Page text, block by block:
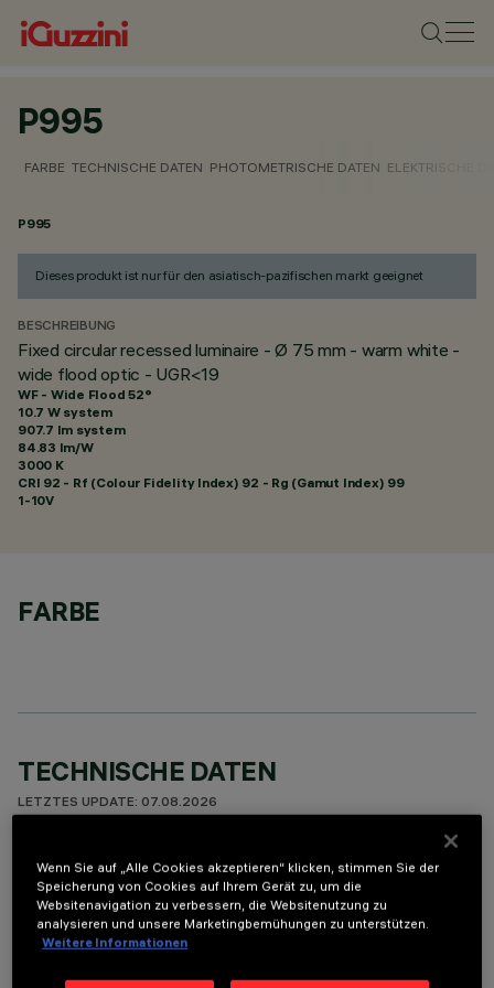
P995
FARBE TECHNISCHE DATEN PHOTOMETRISCHE DATEN ELEKTRISCHE
P995
Dieses produkt ist nur für den asiatisch-pazifischen markt geeignet
BESCHREIBUNG
Fixed circular recessed luminaire - Ø 75 mm - warm white -
wide flood optic - UGR<19
WF - Wide Flood 52°
10.7 W system
907.7 lm system
84.83 lm/W
3000 K
CRI 92 - Rf (Colour Fidelity Index) 92 - Rg (Gamut Index) 99
1-10V
FARBE
TECHNISCHE DATEN
LETZTES UPDATE: 07.08.2026
BESCHREIBUNG
Fixed round luminaire designed to use a LED lamp with C.O.B.
technology. Version with rim for surface-mounting. Reflector
vacuum-metallised with aluminium vapours with an anti-
Wenn Sie auf „Alle Cookies akzeptieren“ klicken, stimmen Sie der
Speicherung von Cookies auf Ihrem Gerät zu, um die
Websitenavigation zu verbessern, die Websitenutzung zu
analysieren und unsere Marketingbemühungen zu unterstützen.
Weitere Informationen